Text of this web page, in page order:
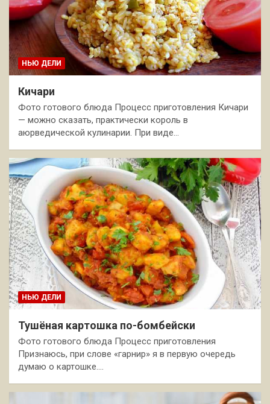
НЬЮ ДЕЛИ
Кичари
Фото готового блюда Процесс приготовления Кичари
— можно сказать, практически король в
аюрведической кулинарии. При виде…
НЬЮ ДЕЛИ
Тушёная картошка по-бомбейски
Фото готового блюда Процесс приготовления
Признаюсь, при слове «гарнир» я в первую очередь
думаю о картошке.…